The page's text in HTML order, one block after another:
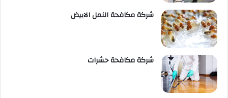
شركة مكافحة النمل الابيض
شركة مكافحة حشرات